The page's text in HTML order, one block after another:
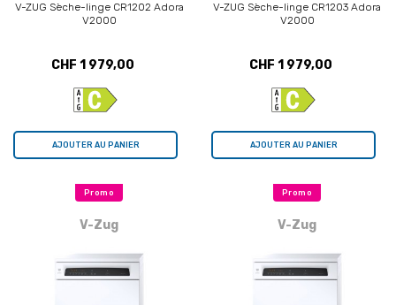
V-ZUG Sèche-linge CR1202 Adora
V2000
CHF 1 979,00
AJOUTER AU PANIER
V-ZUG Sèche-linge CR1203 Adora
V2000
CHF 1 979,00
AJOUTER AU PANIER
Promo
V-Zug
Promo
V-Zug